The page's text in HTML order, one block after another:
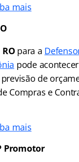
mais
para a
pode
de
Compras e
mais
Promotor